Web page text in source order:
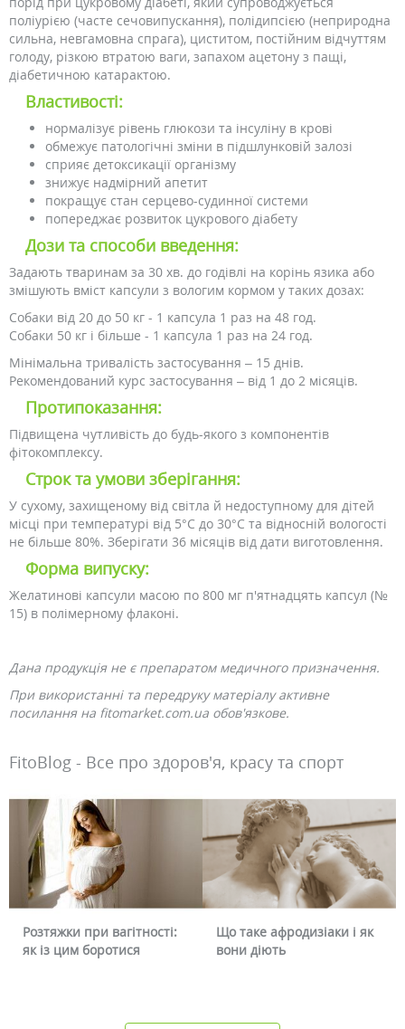
поліурією (часте сечовипускання), полідипсією (неприродна
сильна, невгамовна спрага), циститом, постійним відчуттям
голоду, різкою втратою ваги, запахом ацетону з пащі,
діабетичною катарактою.
Властивості:
нормалізує рівень глюкози та інсуліну в крові
обмежує патологічні зміни в підшлунковій залозі
сприяє детоксикації організму
знижує надмірний апетит
покращує стан серцево-судинної системи
попереджає розвиток цукрового діабету
Дози та способи введення:
Задають тваринам за 30 хв. до годівлі на корінь язика або
змішують вміст капсули з вологим кормом у таких дозах:
Собаки від 20 до 50 кг - 1 капсула 1 раз на 48 год.
Собаки 50 кг і більше - 1 капсула 1 раз на 24 год.
Мінімальна тривалість застосування – 15 днів.
Рекомендований курс застосування – від 1 до 2 місяців.
Протипоказання:
Підвищена чутливість до будь-якого з компонентів
фітокомплексу.
Строк та умови зберігання:
У сухому, захищеному від світла й недоступному для дітей
місці при температурі від 5°С до 30°С та відносній вологості
не більше 80%. Зберігати 36 місяців від дати виготовлення.
Форма випуску:
Желатинові капсули масою по 800 мг п'ятнадцять капсул (№
15) в полімерному флаконі.
Дана продукція не є препаратом медичного призначення.
При використанні та передруку матеріалу активне
посилання на fitomarket.com.ua обов'язкове.
FitoBlog - Все про здоров'я, красу та спорт
Розтяжки при вагітності:
як із цим боротися
Що таке афродизіаки і як
вони діють